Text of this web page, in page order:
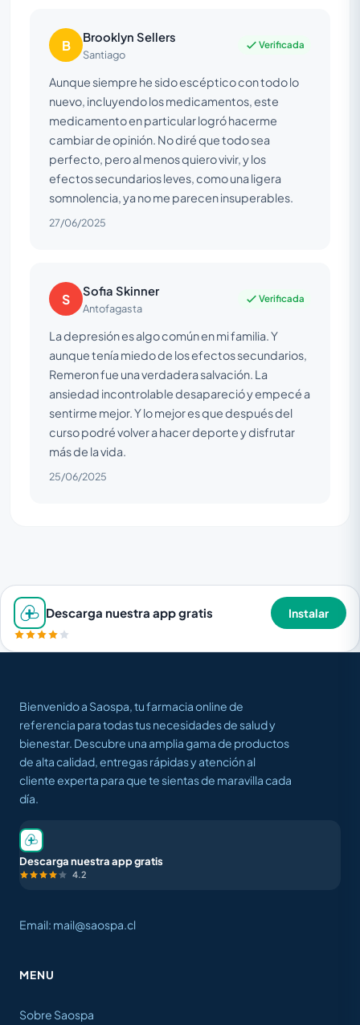
B Brooklyn Sellers
Santiago
Verificada
Aunque siempre he sido escéptico con todo lo
nuevo, incluyendo los medicamentos, este
medicamento en particular logró hacerme
cambiar de opinión. No diré que todo sea
perfecto, pero al menos quiero vivir, y los
efectos secundarios leves, como una ligera
somnolencia, ya no me parecen insuperables.
27/06/2025
S Sofia Skinner
Antofagasta
Verificada
La depresión es algo común en mi familia. Y
aunque tenía miedo de los efectos secundarios,
Remeron fue una verdadera salvación. La
ansiedad incontrolable desapareció y empecé a
sentirme mejor. Y lo mejor es que después del
curso podré volver a hacer deporte y disfrutar
más de la vida.
25/06/2025
Descarga nuestra app gratis Instalar
Bienvenido a Saospa, tu farmacia online de
referencia para todas tus necesidades de salud y
bienestar. Descubre una amplia gama de productos
de alta calidad, entregas rápidas y atención al
cliente experta para que te sientas de maravilla cada
día.
Descarga nuestra app gratis
4.2
Email: mail@saospa.cl
MENU
Sobre Saospa